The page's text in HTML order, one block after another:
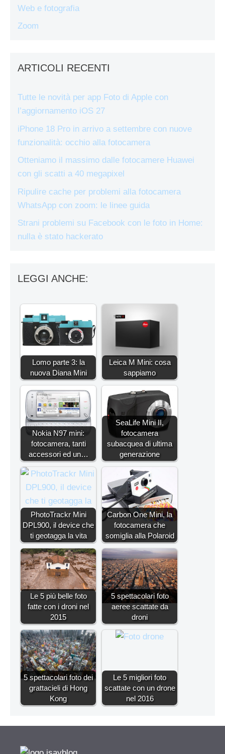
Web e fotografia
Zoom
ARTICOLI RECENTI
Tutte le novità per app Foto di Apple con
l’aggiornamento iOS 27
iPhone 18 Pro in arrivo a settembre con nuove
funzionalità: occhio alla fotocamera
Otteniamo il massimo dalle fotocamere Huawei
con gli scatti a 40 megapixel
Ripulire cache per problemi alla fotocamera
WhatsApp con zoom: le linee guida
Strani problemi su Facebook con le foto in Home:
nulla è stato hackerato
LEGGI ANCHE:
Lomo parte 3: la
nuova Diana Mini
Leica M Mini: cosa
sappiamo
Nokia N97 mini:
fotocamera, tanti
accessori ed un…
SeaLife Mini II,
fotocamera
subacquea di ultima
generazione
PhotoTrackr Mini
DPL900, il device che
ti geotagga la vita
Carbon One Mini, la
fotocamera che
somiglia alla Polaroid
Le 5 più belle foto
fatte con i droni nel
2015
5 spettacolari foto
aeree scattate da
droni
5 spettacolari foto dei
grattacieli di Hong
Kong
Le 5 migliori foto
scattate con un drone
nel 2016